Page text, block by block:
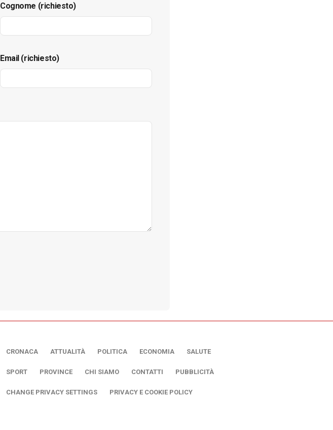
Cognome (richiesto)
Email (richiesto)
CRONACA ATTUALITÀ POLITICA ECONOMIA SALUTE
SPORT PROVINCE CHI SIAMO CONTATTI PUBBLICITÀ
CHANGE PRIVACY SETTINGS PRIVACY E COOKIE POLICY